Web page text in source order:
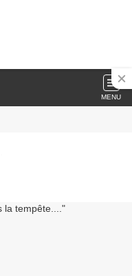
MENU